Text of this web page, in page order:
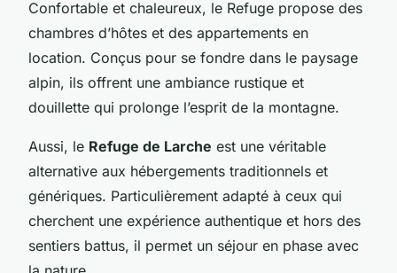
Confortable et chaleureux, le Refuge propose des
chambres d’hôtes et des appartements en
location. Conçus pour se fondre dans le paysage
alpin, ils offrent une ambiance rustique et
douillette qui prolonge l’esprit de la montagne.
Aussi, le Refuge de Larche est une véritable
alternative aux hébergements traditionnels et
génériques. Particulièrement adapté à ceux qui
cherchent une expérience authentique et hors des
sentiers battus, il permet un séjour en phase avec